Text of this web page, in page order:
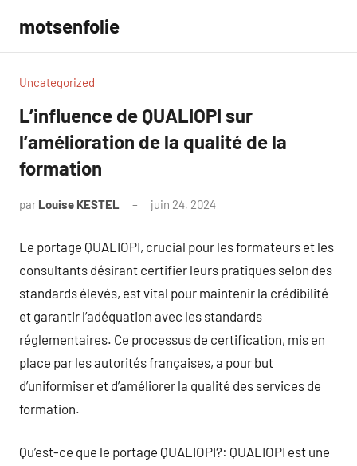
contenu
motsenfolie
Uncategorized
L’influence de QUALIOPI sur
l’amélioration de la qualité de la
formation
par Louise KESTEL juin 24, 2024
Le portage QUALIOPI, crucial pour les formateurs et les
consultants désirant certifier leurs pratiques selon des
standards élevés, est vital pour maintenir la crédibilité
et garantir l’adéquation avec les standards
réglementaires. Ce processus de certification, mis en
place par les autorités françaises, a pour but
d’uniformiser et d’améliorer la qualité des services de
formation.
Qu’est-ce que le portage QUALIOPI?: QUALIOPI est une